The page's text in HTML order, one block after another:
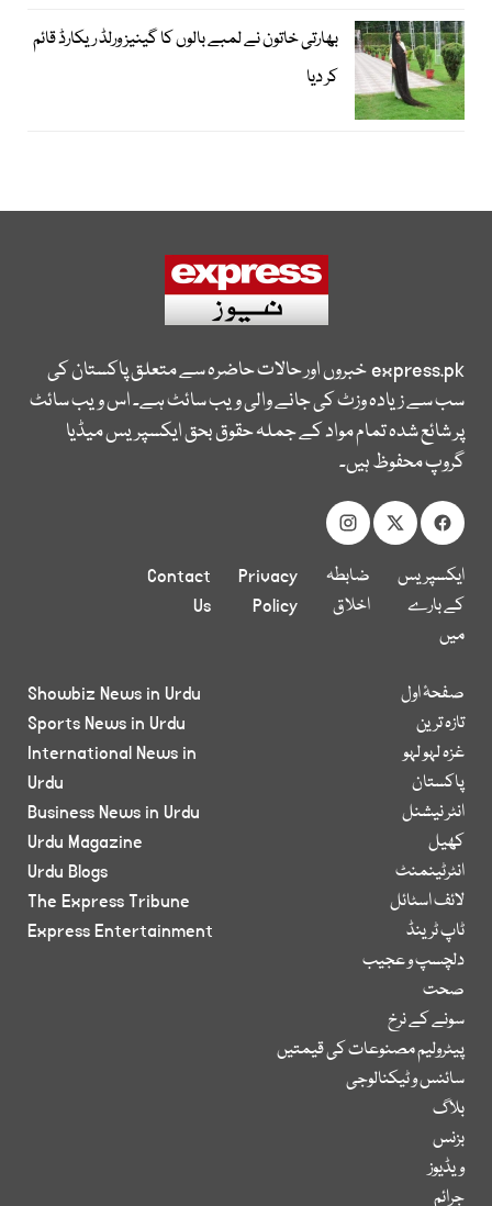
بھارتی خاتون نے لمبے بالوں کا گینیز ورلڈ ریکارڈ قائم
کر دیا
express.pkخبروں اور حالات حاضرہ سے متعلق پاکستان کی
سب سے زیادہ وزٹ کی جانے والی ویب سائٹ ہے۔ اس ویب سائٹ
پر شائع شدہ تمام مواد کے جملہ حقوق بحق ایکسپریس میڈیا
گروپ محفوظ ہیں۔
ایکسپریس
کے بارے
میں
ضابطہ
اخلاق
Privacy
Policy
Contact
Us
صفحۂ اول
تازہ ترین
غزہ لہو لہو
پاکستان
انٹر نیشنل
کھیل
انٹرٹینمنٹ
لائف اسٹائل
ٹاپ ٹرینڈ
دلچسپ و عجیب
صحت
سونے کے نرخ
پیٹرولیم مصنوعات کی قیمتیں
سائنس و ٹیکنالوجی
بلاگ
بزنس
ویڈیوز
جرائم
Showbiz News in Urdu
Sports News in Urdu
International News in
Urdu
Business News in Urdu
Urdu Magazine
Urdu Blogs
The Express Tribune
Express Entertainment